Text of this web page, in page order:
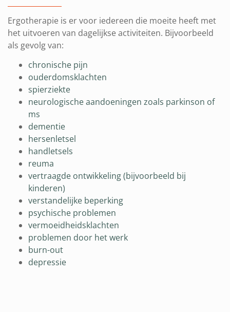
Ergotherapie is er voor iedereen die moeite heeft met
het uitvoeren van dagelijkse activiteiten. Bijvoorbeeld
als gevolg van:
chronische pijn
ouderdomsklachten
spierziekte
neurologische aandoeningen zoals parkinson of
ms
dementie
hersenletsel
handletsels
reuma
vertraagde ontwikkeling (bijvoorbeeld bij
kinderen)
verstandelijke beperking
psychische problemen
vermoeidheidsklachten
problemen door het werk
burn-out
depressie